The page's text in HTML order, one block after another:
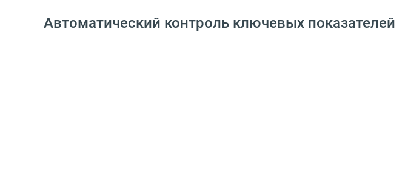
Автоматический контроль ключевых показателей